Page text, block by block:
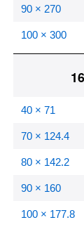
90 × 270
100 × 300
40 × 71
70 × 124.4
80 × 142.2
90 × 160
100 × 177.8